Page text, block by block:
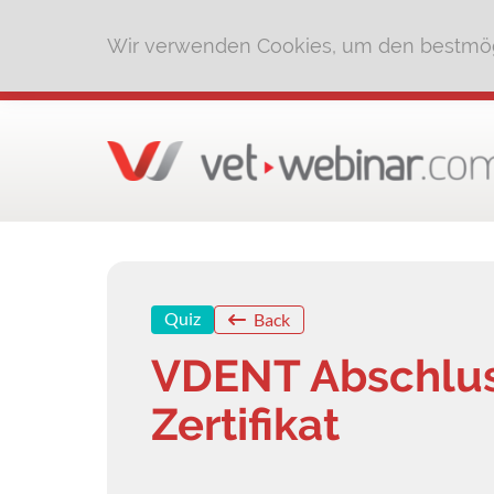
Wir verwenden Cookies, um den
Quiz Back
VDENT
Zertifikat